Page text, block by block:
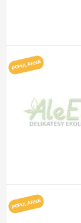
POPULARNE
POPULARNE